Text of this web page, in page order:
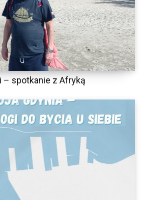
– spotkanie z Afryką